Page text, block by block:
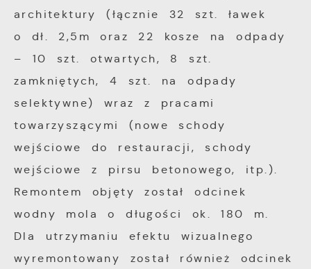
architektury (łącznie 32 szt. ławek
o dł. 2,5m oraz 22 kosze na odpady
– 10 szt. otwartych, 8 szt.
zamkniętych, 4 szt. na odpady
selektywne) wraz z pracami
towarzyszącymi (nowe schody
wejściowe do restauracji, schody
wejściowe z pirsu betonowego, itp.).
Remontem objęty został odcinek
wodny mola o długości ok. 180 m.
Dla utrzymaniu efektu wizualnego
wyremontowany został również odcinek